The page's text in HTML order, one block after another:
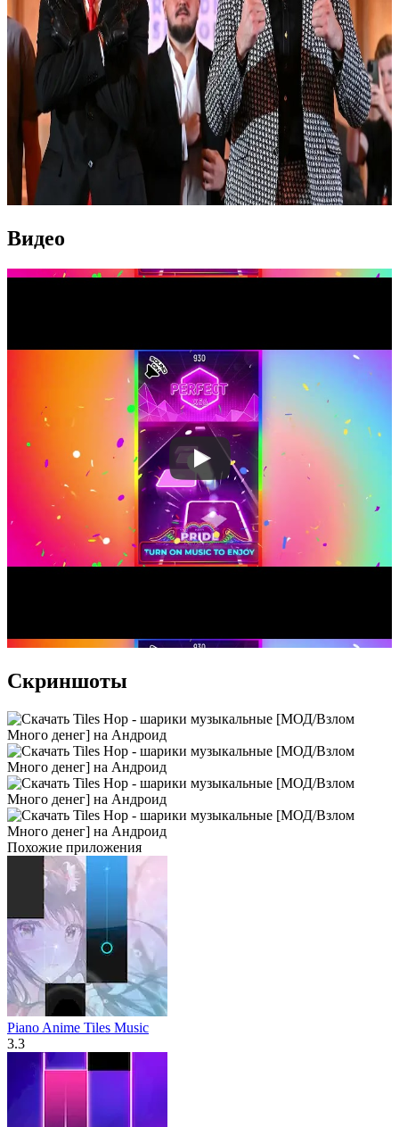
Видео
Скриншоты
Похожие приложения
Piano Anime Tiles Music
3.3